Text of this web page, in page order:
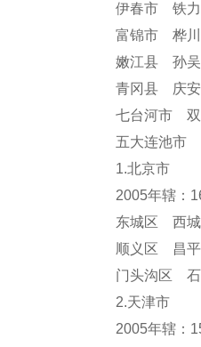
伊春市 铁
富锦市 桦
嫩江县 孙
青冈县 庆
七台河市
五大连池市
1.北京市
2005年辖：
东城区 西
顺义区 昌
门头沟区
2.天津市
2005年辖：